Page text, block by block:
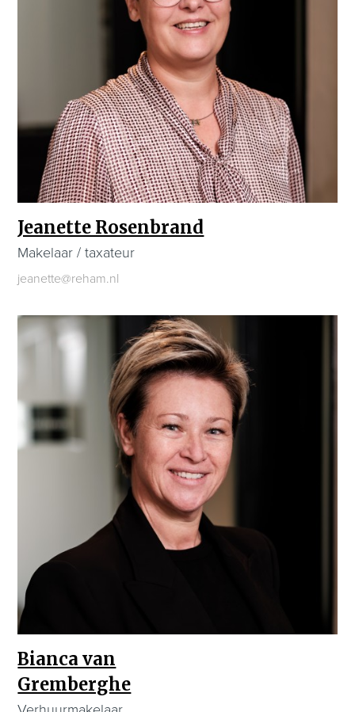
Jeanette Rosenbrand
Makelaar / taxateur
jeanette@reham.nl
Bianca van
Gremberghe